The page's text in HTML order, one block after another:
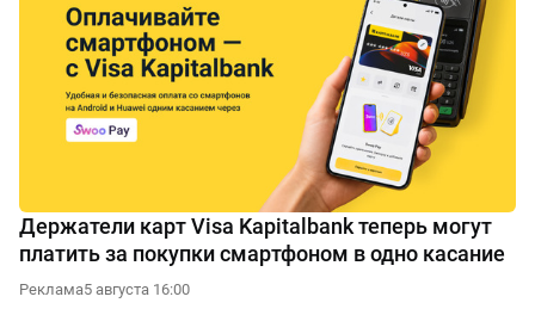
Держатели карт Visa Kapitalbank теперь могут
платить за покупки смартфоном в одно касание
Реклама5 августа 16:00